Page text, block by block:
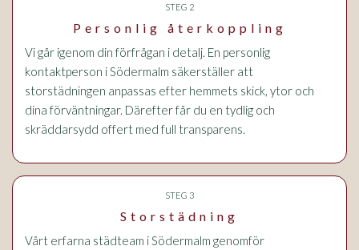
STEG 2
Personlig återkoppling
Vi går igenom din förfrågan i detalj. En personlig
kontaktperson i Södermalm säkerställer att
storstädningen anpassas efter hemmets skick, ytor och
dina förväntningar. Därefter får du en tydlig och
skräddarsydd offert med full transparens.
STEG 3
Storstädning
Vårt erfarna städteam i Södermalm genomför